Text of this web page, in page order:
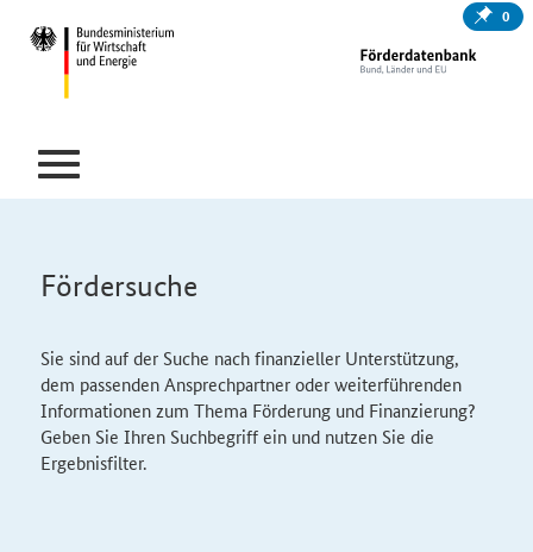
0
Fördersuche
Sie sind auf der Suche nach finanzieller Unterstützung,
dem passenden Ansprechpartner oder weiterführenden
Informationen zum Thema Förderung und Finanzierung?
Geben Sie Ihren Suchbegriff ein und nutzen Sie die
Ergebnisfilter.